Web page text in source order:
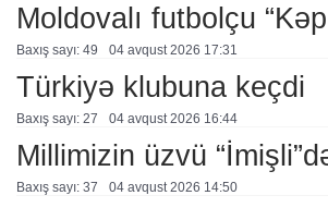
Moldovalı futbolçu
Baxış sayı: 49 04 avqust 2026 17:31
Türkiyə klubuna keçdi
Baxış sayı: 27 04 avqust 2026 16:44
Millimizin üzvü
Baxış sayı: 37 04 avqust 2026 14:50